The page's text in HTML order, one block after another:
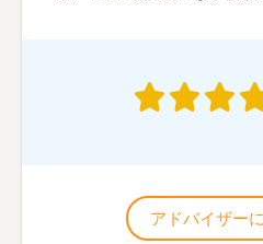
アドバイザー